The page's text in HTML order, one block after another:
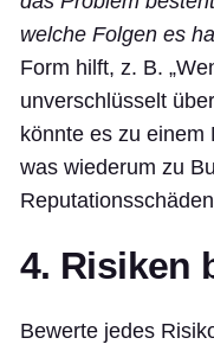
welche Folgen es
Form hilft, z. B.
unverschlüsselt
könnte es zu einem
was wiederum zu
4. Risiken
Bewerte jedes